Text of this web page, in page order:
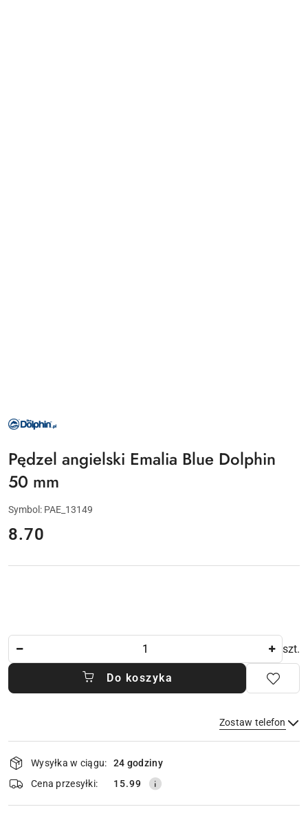
NAZWA
PRODUCENTA:
Pędzel angielski Emalia Blue Dolphin
50 mm
Symbol: PAE_13149
cena:
8.70
szt.
Do koszyka
Zostaw telefon
Wyślij
Dostępność
i
dostawa
Wysyłka w ciągu:
24 godziny
Cena przesyłki:
15.99